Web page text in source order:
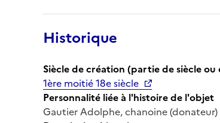
Historique
Siècle de création (partie de siècle ou
1ère moitié 18e siècle
Personnalité liée à l'histoire de l'objet
Gautier Adolphe, chanoine (donateur)